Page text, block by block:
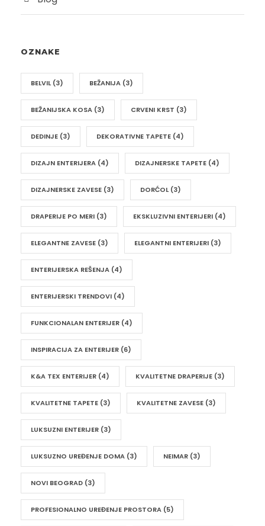
OZNAKE
BELVIL (3) BEŽANIJA (3)
BEŽANIJSKA KOSA (3) CRVENI KRST (3)
DEDINJE (3) DEKORATIVNE TAPETE (4)
DIZAJN ENTERIJERA (4) DIZAJNERSKE TAPETE (4)
DIZAJNERSKE ZAVESE (3) DORĆOL (3)
DRAPERIJE PO MERI (3) EKSKLUZIVNI ENTERIJERI (4)
ELEGANTNE ZAVESE (3) ELEGANTNI ENTERIJERI (3)
ENTERIJERSKA REŠENJA (4)
ENTERIJERSKI TRENDOVI (4)
FUNKCIONALAN ENTERIJER (4)
INSPIRACIJA ZA ENTERIJER (6)
K&A TEX ENTERIJER (4) KVALITETNE DRAPERIJE (3)
KVALITETNE TAPETE (3) KVALITETNE ZAVESE (3)
LUKSUZNI ENTERIJER (3)
LUKSUZNO UREĐENJE DOMA (3) NEIMAR (3)
NOVI BEOGRAD (3)
PROFESIONALNO UREĐENJE PROSTORA (5)